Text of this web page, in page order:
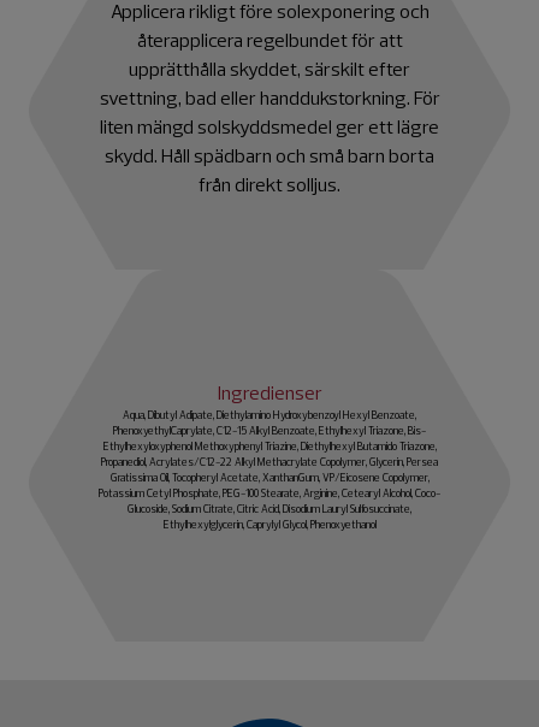
Applicera rikligt före solexponering och
återapplicera regelbundet för att
upprätthålla skyddet, särskilt efter
svettning, bad eller handdukstorkning. För
liten mängd solskyddsmedel ger ett lägre
skydd. Håll spädbarn och små barn borta
från direkt solljus.
Ingredienser
Aqua, Dibutyl Adipate, Diethylamino Hydroxybenzoyl Hexyl Benzoate,
PhenoxyethylCaprylate, C12-15 Alkyl Benzoate, Ethylhexyl Triazone, Bis-
Ethylhexyloxyphenol Methoxyphenyl Triazine, Diethylhexyl Butamido Triazone,
Propanediol, Acrylates/C12-22 Alkyl Methacrylate Copolymer, Glycerin, Persea
Gratissima Oil, Tocopheryl Acetate, XanthanGum, VP/Eicosene Copolymer,
Potassium Cetyl Phosphate, PEG-100 Stearate, Arginine, Cetearyl Alcohol, Coco-
Glucoside, Sodium Citrate, Citric Acid, Disodium Lauryl Sulfosuccinate,
Ethylhexylglycerin, Caprylyl Glycol, Phenoxyethanol